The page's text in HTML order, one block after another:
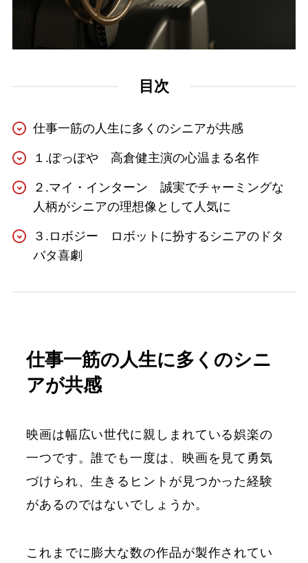
目次
仕事一筋の人生に多くのシニアが共感
１.ぽっぽや 高倉健主演の心温まる名作
２.マイ・インターン 誠実でチャーミングな
人柄がシニアの理想像として人気に
３.ロボジー ロボットに扮するシニアのドタ
バタ喜劇
仕事一筋の人生に多くのシニ
アが共感
映画は幅広い世代に親しまれている娯楽の
一つです。誰でも一度は、映画を見て勇気
づけられ、生きるヒントが見つかった経験
があるのではないでしょうか。
これまでに膨大な数の作品が製作されてい